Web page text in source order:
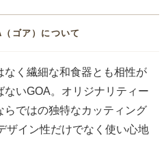
ゴア）について
く繊細な和食器とも相性が
ないGOA。オリジナリティー
らではの独特なカッティング
ザイン性だけでなく使い心地